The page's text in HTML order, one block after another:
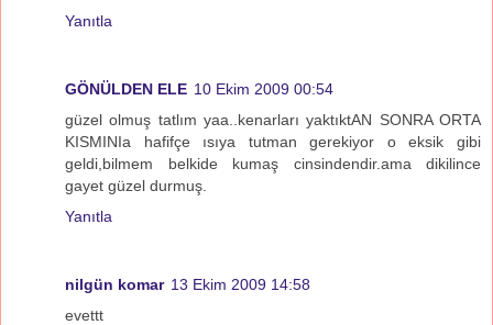
Yanıtla
GÖNÜLDEN ELE 10 Ekim 2009 00:54
güzel olmuş tatlım yaa..kenarları yaktıktAN SONRA ORTA
KISMINIa hafifçe ısıya tutman gerekiyor o eksik gibi
geldi,bilmem belkide kumaş cinsindendir.ama dikilince
gayet güzel durmuş.
Yanıtla
nilgün komar 13 Ekim 2009 14:58
evettt